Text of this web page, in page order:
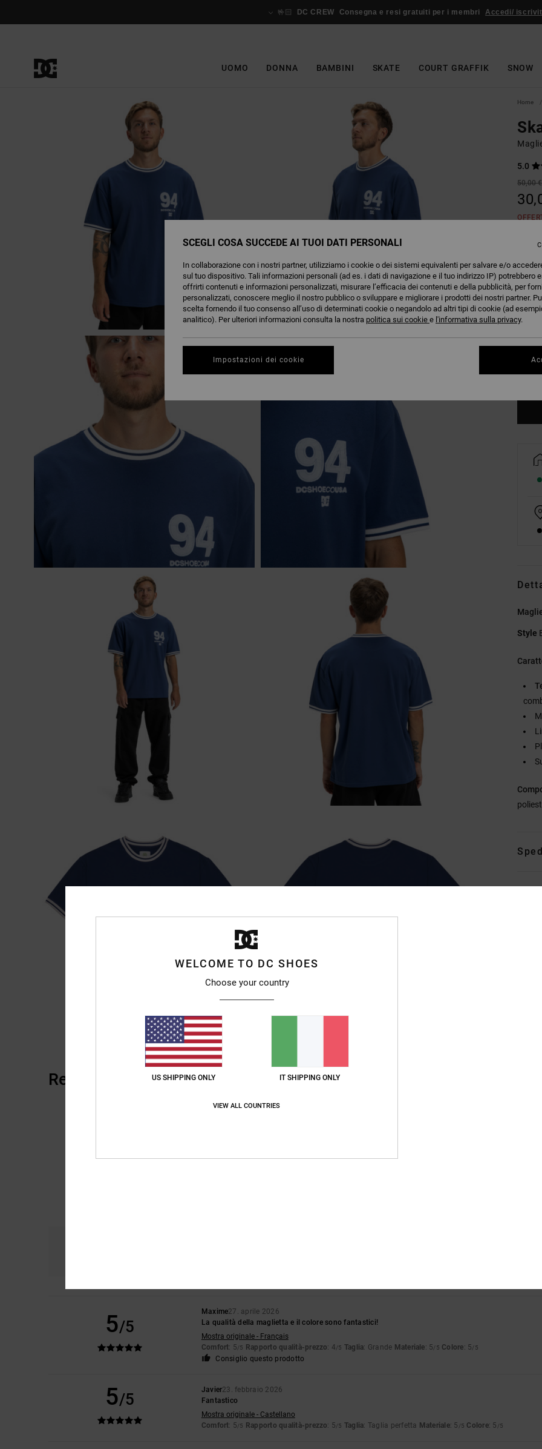
🤟🏻 DC CREW Consegna e resi gratuiti per i membri Accedi/
UOMO DONNA BAMBINI SKATE COURT GRAFFIK SNOW
Home
5.0
50,00 €
XS
Style
Recensioni dei clienti
5.0
5/5
Maxime27. aprile 2026
La qualità della maglietta e il colore sono fantastici!
Mostra originale - Français
Comfort: 5/5 Rapporto qualità-prezzo: 4/5 Taglia: Grande Materiale: 5/5 Colore: 5/5
Consiglio questo prodotto
5/5
Javier23. febbraio 2026
Fantastico
Mostra originale - Castellano
Comfort: 5/5 Rapporto qualità-prezzo: 5/5 Taglia: Taglia perfetta Materiale: 5 /5 Colore: 5 /5
WELCOME TO DC SHOES
Choose your country
US SHIPPING ONLY IT SHIPPING ONLY
VIEW ALL COUNTRIES
SCEGLI COSA SUCCEDE AI TUOI DATI PERSONALI
In collaborazione con i nostri partner, utilizziamo i cookie o dei sistemi equivalenti per salvare e/o
sul tuo dispositivo. Tali informazioni personali (ad es. i dati di navigazione e il tuo indirizzo IP) potrebbero
offrirti contenuti e informazioni personalizzati, misurare l’efficacia dei contenuti e della pubblicità, per
personalizzati, conoscere meglio il nostro pubblico o sviluppare e migliorare i prodotti dei nostri partner.
scelta fornendo il tuo consenso all’uso di determinati cookie o negandolo ad altri tipi di cookie (ad
analitico). Per ulteriori informazioni consulta la nostra politica sui cookie e l'informativa sulla privacy.
Impostazioni dei cookie